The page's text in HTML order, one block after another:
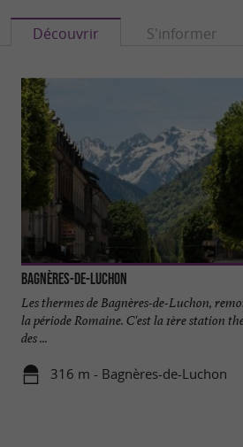
Découvrir S'informer
Bagnères-de-Luchon
Les thermes de Bagnères-de-Luchon,
la période Romaine. C'est la 1ère station
des ...
316 m - Bagnères-de-Luchon